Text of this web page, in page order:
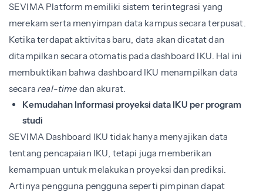
SEVIMA Platform memiliki sistem terintegrasi yang
merekam serta menyimpan data kampus secara terpusat.
Ketika terdapat aktivitas baru, data akan dicatat dan
ditampilkan secara otomatis pada dashboard IKU. Hal ini
membuktikan bahwa dashboard IKU menampilkan data
secara real-time dan akurat.
Kemudahan Informasi proyeksi data IKU per program
studi
SEVIMA Dashboard IKU tidak hanya menyajikan data
tentang pencapaian IKU, tetapi juga memberikan
kemampuan untuk melakukan proyeksi dan prediksi.
Artinya pengguna pengguna seperti pimpinan dapat